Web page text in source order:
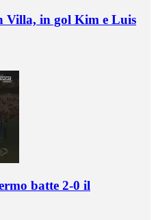
Villa, in gol Kim e Luis
batte 2-0 il